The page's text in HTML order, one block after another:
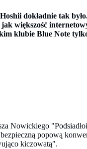
dokładnie tak
większość
klubie Blue Note
Nowickiego
popową
kiczowatą".